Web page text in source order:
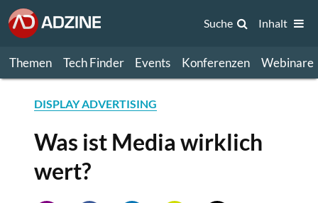
Themen Tech Finder Events Konferenzen Webinare
Suche Inhalt
DISPLAY ADVERTISING
Was ist Media wirklich
wert?